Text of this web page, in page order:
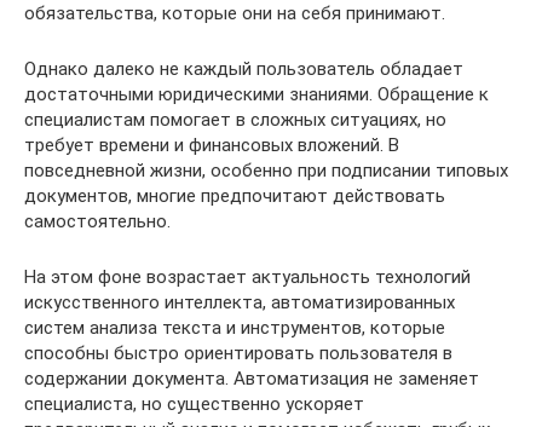
обязательства, которые они на себя принимают.
Однако далеко не каждый пользователь обладает
достаточными юридическими знаниями. Обращение к
специалистам помогает в сложных ситуациях, но
требует времени и финансовых вложений. В
повседневной жизни, особенно при подписании типовых
документов, многие предпочитают действовать
самостоятельно.
На этом фоне возрастает актуальность технологий
искусственного интеллекта, автоматизированных
систем анализа текста и инструментов, которые
способны быстро ориентировать пользователя в
содержании документа. Автоматизация не заменяет
специалиста, но существенно ускоряет